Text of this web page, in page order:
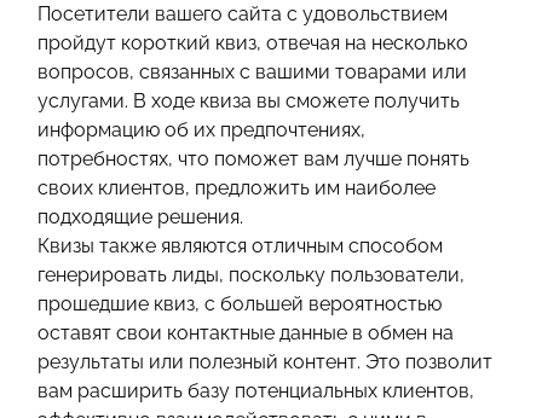
Посетители вашего сайта с удовольствием
пройдут короткий квиз, отвечая на несколько
вопросов, связанных с вашими товарами или
услугами. В ходе квиза вы сможете получить
информацию об их предпочтениях,
потребностях, что поможет вам лучше понять
своих клиентов, предложить им наиболее
подходящие решения.
Квизы также являются отличным способом
генерировать лиды, поскольку пользователи,
прошедшие квиз, с большей вероятностью
оставят свои контактные данные в обмен на
результаты или полезный контент. Это позволит
вам расширить базу потенциальных клиентов,